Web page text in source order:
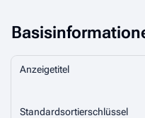
Anzeigetitel
Standardsortierschlüssel